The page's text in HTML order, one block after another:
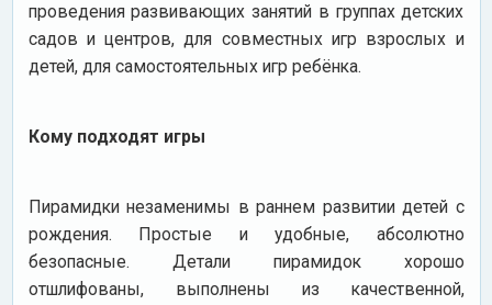
проведения развивающих занятий в группах детских
садов и центров, для совместных игр взрослых и
детей, для самостоятельных игр ребёнка.
Кому подходят игры
Пирамидки незаменимы в раннем развитии детей с
рождения. Простые и удобные, абсолютно
безопасные. Детали пирамидок хорошо
отшлифованы, выполнены из качественной,